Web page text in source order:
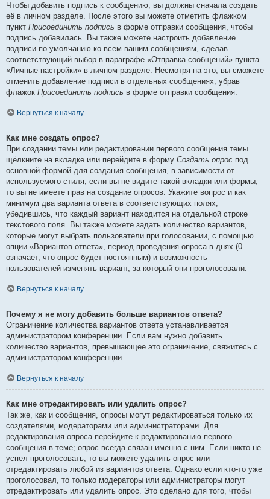
Чтобы добавить подпись к сообщению, вы должны сначала создать
её в личном разделе. После этого вы можете отметить флажком
пункт Присоединить подпись в форме отправки сообщения, чтобы
подпись добавилась. Вы также можете настроить добавление
подписи по умолчанию ко всем вашим сообщениям, сделав
соответствующий выбор в параграфе «Отправка сообщений» пункта
«Личные настройки» в личном разделе. Несмотря на это, вы сможете
отменить добавление подписи в отдельных сообщениях, убрав
флажок Присоединить подпись в форме отправки сообщения.
Вернуться к началу
Как мне создать опрос?
При создании темы или редактировании первого сообщения темы
щёлкните на вкладке или перейдите в форму Создать опрос под
основной формой для создания сообщения, в зависимости от
используемого стиля; если вы не видите такой вкладки или формы,
то вы не имеете прав на создание опросов. Укажите вопрос и как
минимум два варианта ответа в соответствующих полях,
убедившись, что каждый вариант находится на отдельной строке
текстового поля. Вы также можете задать количество вариантов,
которые могут выбрать пользователи при голосовании, с помощью
опции «Вариантов ответа», период проведения опроса в днях (0
означает, что опрос будет постоянным) и возможность
пользователей изменять вариант, за который они проголосовали.
Вернуться к началу
Почему я не могу добавить больше вариантов ответа?
Ограничение количества вариантов ответа устанавливается
администратором конференции. Если вам нужно добавить
количество вариантов, превышающее это ограничение, свяжитесь с
администратором конференции.
Вернуться к началу
Как мне отредактировать или удалить опрос?
Так же, как и сообщения, опросы могут редактироваться только их
создателями, модераторами или администраторами. Для
редактирования опроса перейдите к редактированию первого
сообщения в теме; опрос всегда связан именно с ним. Если никто не
успел проголосовать, то вы можете удалить опрос или
отредактировать любой из вариантов ответа. Однако если кто-то уже
проголосовал, то только модераторы или администраторы могут
отредактировать или удалить опрос. Это сделано для того, чтобы